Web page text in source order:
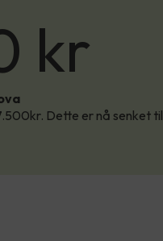
kr
Dette er nå senket til